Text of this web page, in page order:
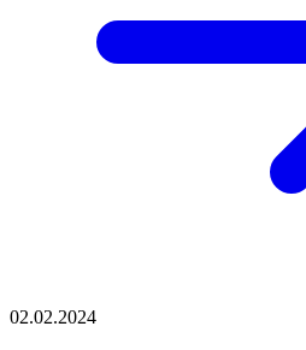
02.02.2024